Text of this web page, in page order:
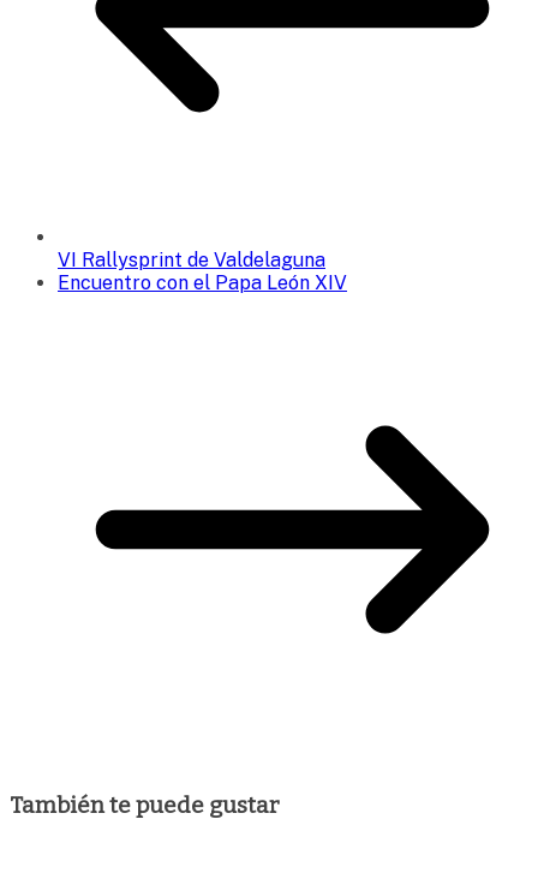
VI Rallysprint de Valdelaguna
Encuentro con el Papa León XIV
También te puede gustar